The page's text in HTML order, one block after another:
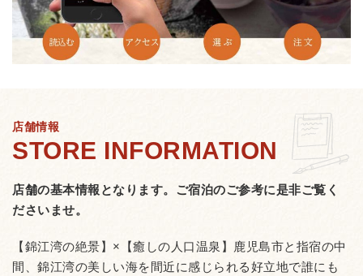
店舗情報
店舗の基本情報となります。 ご宿泊のご参考に是非ご覧く
ださいませ。
【錦江湾の絶景】×【癒しの人口温泉】鹿児島市と指宿の中
間、錦江湾の美しい海を間近に感じられる好立地で誰にも